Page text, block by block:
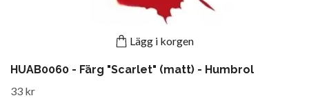
Lägg i korgen
HUAB0060 - Färg "Scarlet" (matt) - Humbrol
33 kr